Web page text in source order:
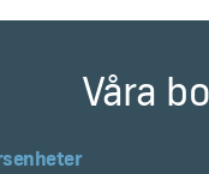
Våra